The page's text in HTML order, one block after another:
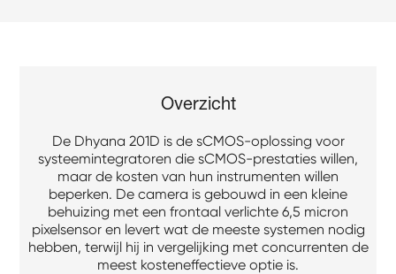
Overzicht
De Dhyana 201D is de sCMOS-oplossing voor
systeemintegratoren die sCMOS-prestaties willen,
maar de kosten van hun instrumenten willen
beperken. De camera is gebouwd in een kleine
behuizing met een frontaal verlichte 6,5 micron
pixelsensor en levert wat de meeste systemen nodig
hebben, terwijl hij in vergelijking met concurrenten de
meest kosteneffectieve optie is.